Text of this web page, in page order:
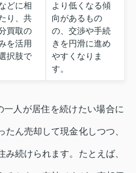
どに相
り、共
買取の
を活用
択肢で
より低くなる傾
向があるもの
の、交渉や手続
きを円滑に進め
やすくなりま
す。
一人が居住を続けたい場合に
ん売却して現金化しつつ、
続けられます。たとえば、